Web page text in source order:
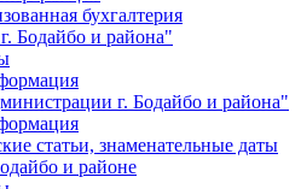
бухгалтерия
Бодайбо и района"
г. Бодайбо и района"
статьи, знаменательные даты
и районе